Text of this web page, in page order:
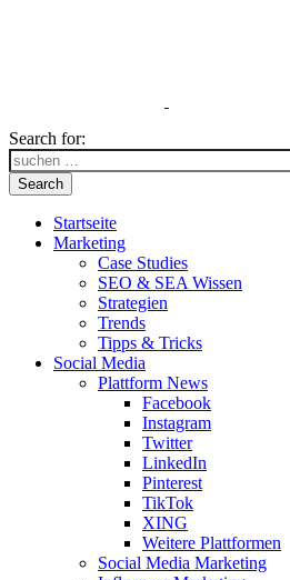
Search for:
Search
Startseite
Marketing
Case Studies
SEO & SEA Wissen
Strategien
Trends
Tipps & Tricks
Social Media
Plattform News
Facebook
Instagram
Twitter
LinkedIn
Pinterest
TikTok
XING
Weitere Plattformen
Social Media Marketing